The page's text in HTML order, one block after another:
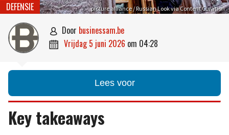
picture alliance / Russian Look via Content Curation
DEFENSIE
 door businessam.be
 vrijdag 5 juni 2026 om 04:28
Lees voor
Key takeaways